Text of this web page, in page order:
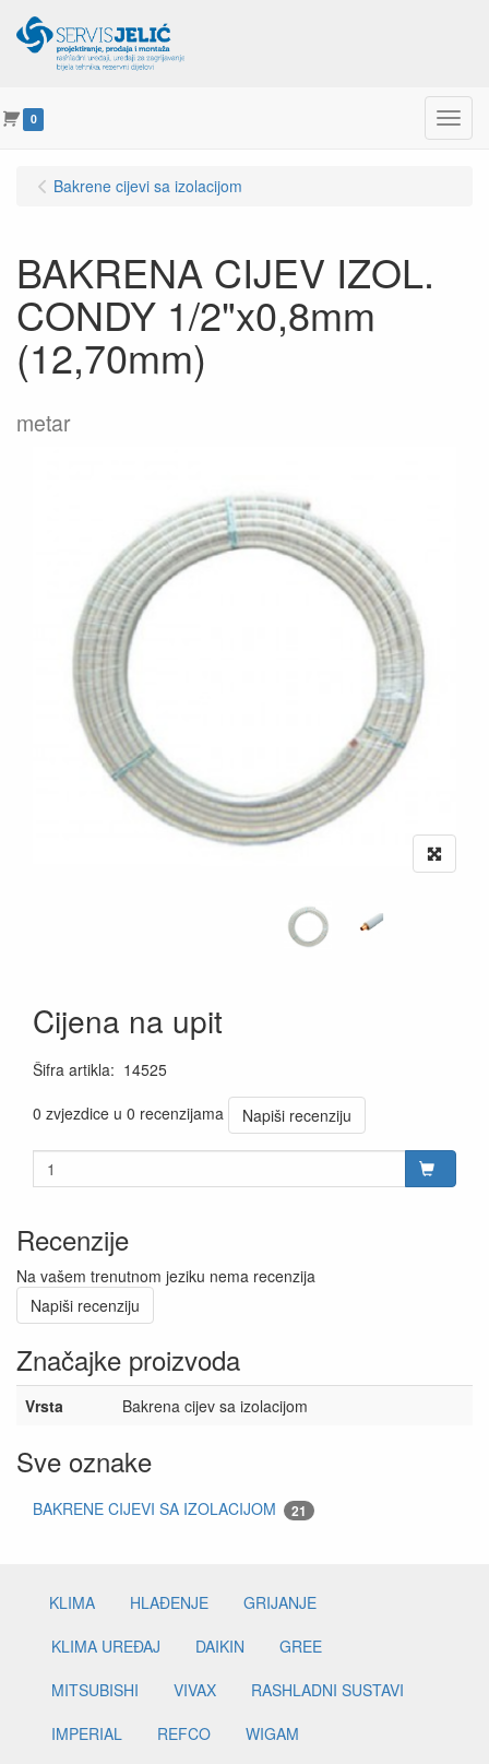
0 Menu
Bakrene cijevi sa izolacijom
BAKRENA CIJEV IZOL.
CONDY 1/2"x0,8mm
(12,70mm)
metar
Cijena na upit
Šifra artikla: 14525
0 zvjezdice u 0 recenzijama
Napiši recenziju
Recenzije
Na vašem trenutnom jeziku nema recenzija
Napiši recenziju
Značajke proizvoda
Vrsta Bakrena cijev sa izolacijom
Sve oznake
BAKRENE CIJEVI SA IZOLACIJOM 21
KLIMA HLAĐENJE
GRIJANJE
KLIMA UREĐAJ
DAIKIN
GREE
MITSUBISHI
VIVAX
RASHLADNI SUSTAVI
IMPERIAL
REFCO
WIGAM